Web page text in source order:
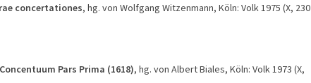
concertationes, hg. von Wolfgang Witzenmann, Köln: Volk 1975 (X, 230
Pars Prima (1618), hg. von Albert Biales, Köln: Volk 1973 (X,